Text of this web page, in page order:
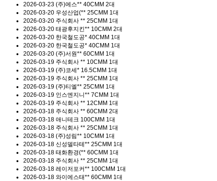
2026-03-23 (주)에스** 40CMM 2대
2026-03-20 우성산업(** 25CMM 1대
2026-03-20 주식회사 ** 25CMM 1대
2026-03-20 태광후지킨** 10CMM 2대
2026-03-20 한국철도공* 40CMM 1대
2026-03-20 한국철도공* 40CMM 1대
2026-03-20 (주)서원** 60CMM 1대
2026-03-19 주식회사 ** 10CMM 1대
2026-03-19 (주)코세* 16.5CMM 1대
2026-03-19 주식회사 ** 25CMM 1대
2026-03-19 (주)티엘** 25CMM 1대
2026-03-19 인스엔지니** 7CMM 1대
2026-03-19 주식회사 ** 12CMM 1대
2026-03-18 주식회사 ** 60CMM 2대
2026-03-18 애니테크 100CMM 1대
2026-03-18 주식회사 ** 25CMM 1대
2026-03-18 (주)성림** 10CMM 1대
2026-03-18 신성델타테** 25CMM 1대
2026-03-18 태화환경(** 60CMM 1대
2026-03-18 주식회사 ** 25CMM 1대
2026-03-18 레이저포커** 100CMM 1대
2026-03-18 와이에스태** 60CMM 1대